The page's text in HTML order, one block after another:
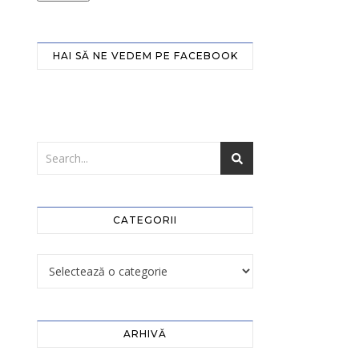
HAI SĂ NE VEDEM PE FACEBOOK
CATEGORII
ARHIVĂ